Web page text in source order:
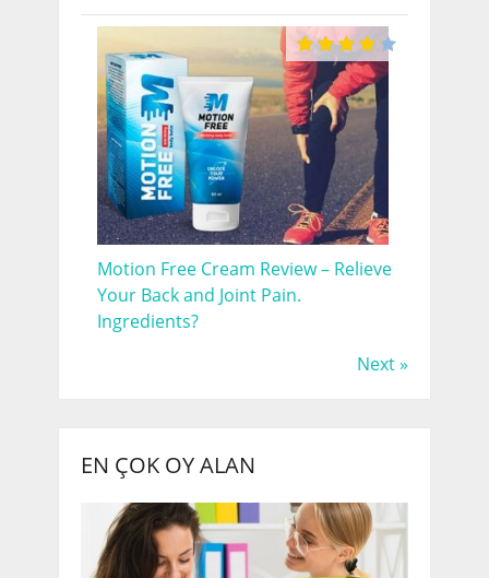
Motion Free Cream Review – Relieve
Your Back and Joint Pain.
Ingredients?
Next »
EN ÇOK OY ALAN